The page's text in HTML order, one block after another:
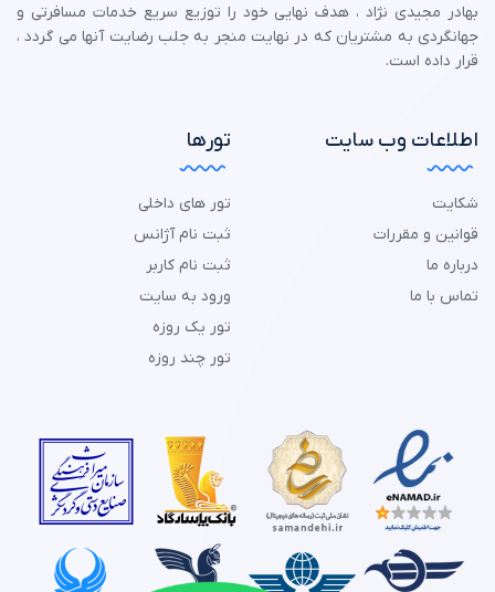
بهادر مجیدی نژاد ، هدف نهایی خود را توزیع سریع خدمات مسافرتی و
جهانگردی به مشتریان که در نهایت منجر به جلب رضایت آنها می گردد ،
قرار داده است.
اطلاعات وب سایت
شکایت
قوانین و مقررات
درباره ما
تماس با ما
تورها
تور های داخلی
ثبت نام آژانس
ثبت نام کاربر
ورود به سایت
تور یک روزه
تور چند روزه